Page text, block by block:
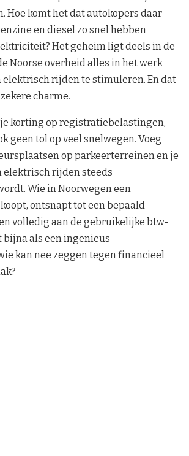
Hoe komt het dat autokopers daar
en diesel zo snel hebben
Het geheim ligt deels in de
Noorse overheid alles in het werk
elektrisch rijden te stimuleren. En dat
charme.
korting op registratiebelastingen,
geen tol op veel snelwegen. Voeg
op parkeerterreinen en je
rijden steeds
Wie in Noorwegen een
ontsnapt tot een bepaald
volledig aan de gebruikelijke btw-
bijna als een ingenieus
kan nee zeggen tegen financieel